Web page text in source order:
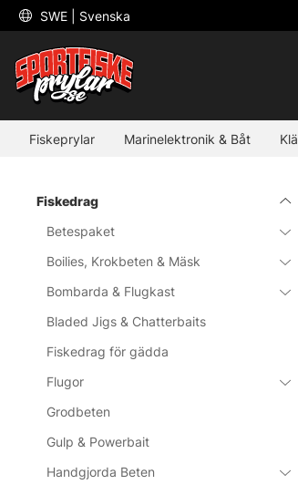
SWE | Svenska
Fiskeprylar Marinelektronik & Båt
Fiskedrag
Betespaket
Boilies, Krokbeten & Mäsk
Bombarda & Flugkast
Bladed Jigs & Chatterbaits
Fiskedrag för gädda
Flugor
Grodbeten
Gulp & Powerbait
Handgjorda Beten